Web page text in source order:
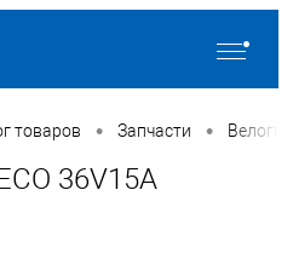
товаров • Запчасти •
36V15A